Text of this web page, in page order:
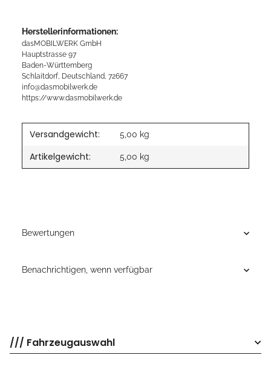
Herstellerinformationen:
dasMOBILWERK GmbH
Hauptstrasse 97
Baden-Württemberg
Schlaitdorf, Deutschland, 72667
info@dasmobilwerk.de
https://www.dasmobilwerk.de
Versandgewicht: 5,00 kg
Artikelgewicht: 5,00 kg
Bewertungen
Benachrichtigen, wenn verfügbar
/// Fahrzeugauswahl